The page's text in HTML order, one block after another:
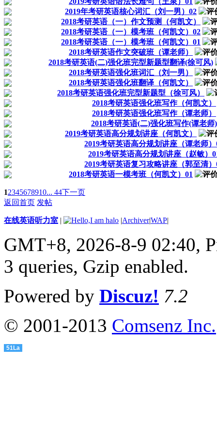
2019年考研英语核心词汇（刘一男）02
2018考研英语（一）作文预测（何凯文）
2018考研英语（一）模考班（何凯文）02
2018考研英语（一）模考班（何凯文）01
2018考研英语作文突破班（谭老师）
2018考研英语(二)强化班完型新题型翻译(徐可风)
2018考研英语强化班词汇（刘一男）
2018考研英语强化班翻译（何凯文）
2018考研英语强化班完型新题型（徐可风）
2018考研英语强化班写作（何凯文）
2018考研英语强化班写作（谭老师）
2018考研英语(二)强化班写作(谭老师)
2019考研英语高分规划讲座（何凯文）
2019考研英语高分规划讲座（谭老师）
2019考研英语高分规划讲座（赵敏）
2019考研英语复习攻略讲座（郭至清）
2018考研英语一模考班（何凯文）01
12345678910... 44下一页
返回首页 发帖
在线英语听力室 | |Archiver|WAP|
GMT+8, 2026-8-9 02:40,
3 queries, Gzip enabled.
Powered by Discuz! 7.2
© 2001-2013 Comsenz Inc.
51La